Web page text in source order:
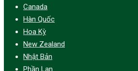
Canada
Hàn Quốc
Hoa Kỳ
New Zealand
Nhật Bản
Phần Lan